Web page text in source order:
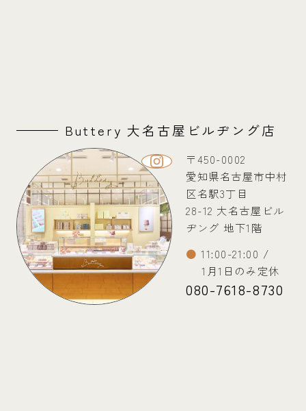
Buttery 大名古屋ビルヂング店
〒450-0002
愛知県名古屋市中村
区名駅3丁目
28-12 大名古屋ビル
ヂング 地下1階
11:00-21:00 /
1月1日のみ定休
080-7618-8730